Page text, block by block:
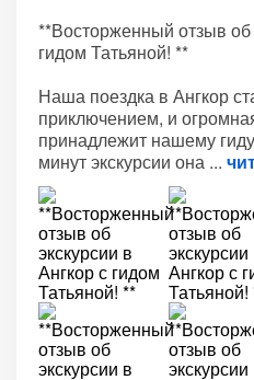
**Восторженный отзыв об
гидом Татьяной! **
Наша поездка в Ангкор
приключением, и
принадлежит нашему
минут экскурсии она